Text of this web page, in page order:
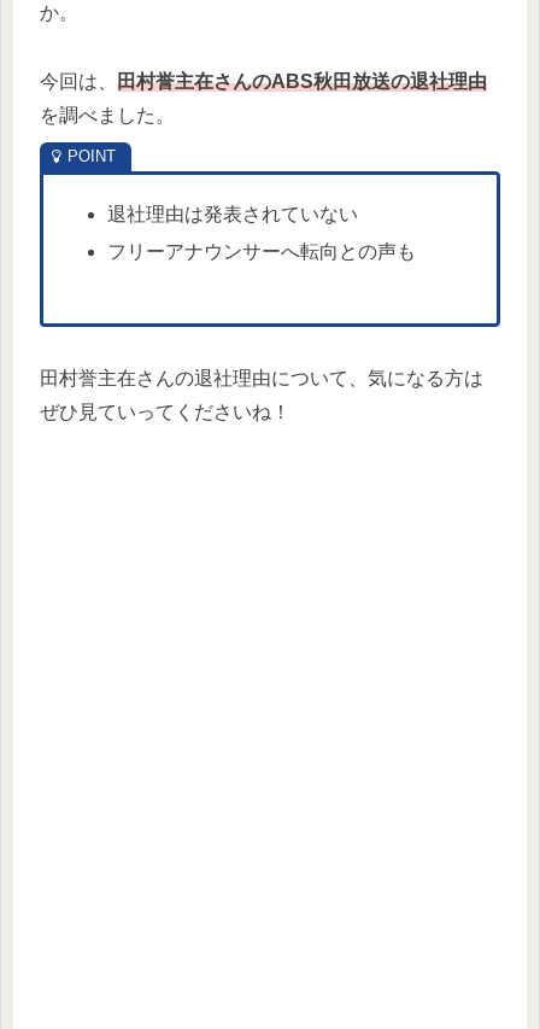
か。
今回は、 田村誉主在さんのABS秋田放送の退社理由
を調べました。
退社理由は発表されていない
フリーアナウンサーへ転向との声も
田村誉主在さんの退社理由について、気になる方は
ぜひ見ていってくださいね！